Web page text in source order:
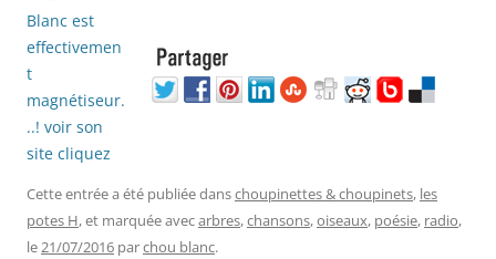
Cette entrée a été publiée danschoupinettes & choupinets, les
potes H, et marquée avecarbres,chansons,oiseaux, poésie, radio,
le21/07/2016 parchou blanc.